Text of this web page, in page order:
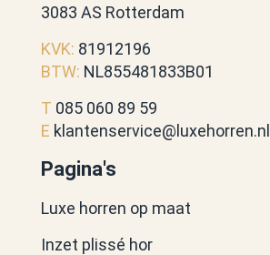
3083 AS Rotterdam
KVK: 81912196
BTW: NL855481833B01
T 085 060 89 59
E klantenservice@luxehorren.nl
Pagina's
Luxe horren op maat
Inzet plissé hor